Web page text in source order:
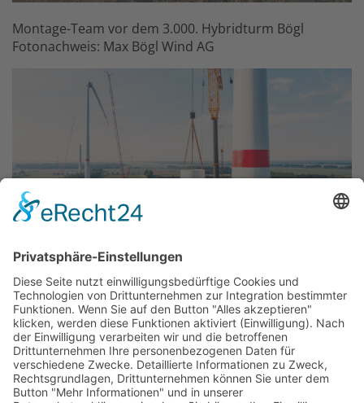
Montage-Team vor dem 3.000. Hybridturm Bögl
Fotonachweis: Max Bögl Wind AG
Bildnachweis: Max Bögl Wind AG / Andreas Mayr
Download Pressemitteilung